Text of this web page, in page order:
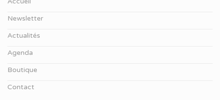
Newsletter
Actualités
Agenda
Boutique
Contact